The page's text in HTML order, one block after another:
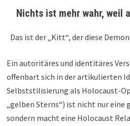
Nichts ist mehr wahr, weil
Das ist der „Kitt“, der diese
Ein autoritäres und identitäres
offenbart sich in der artikulierten
Selbststilisierung als Holocaust-
„gelben Sterns“) ist nicht nur eine
sondern macht eine Holocaust